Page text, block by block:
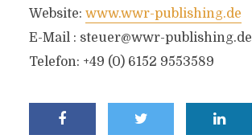
Website: www.wwr-publishing.de
E-Mail : steuer@wwr-publishing.de
Telefon: +49 (0) 6152 9553589